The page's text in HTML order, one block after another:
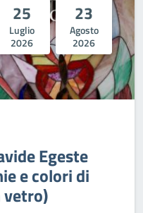
25
Luglio
2026
23
Agosto
2026
Egeste
e colori di
vetro)